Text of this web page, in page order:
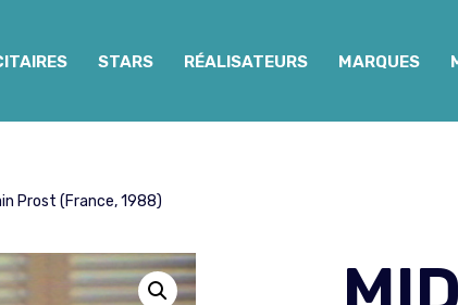
STARS RÉALISATEURS MARQUES
Prost (France, 1988)